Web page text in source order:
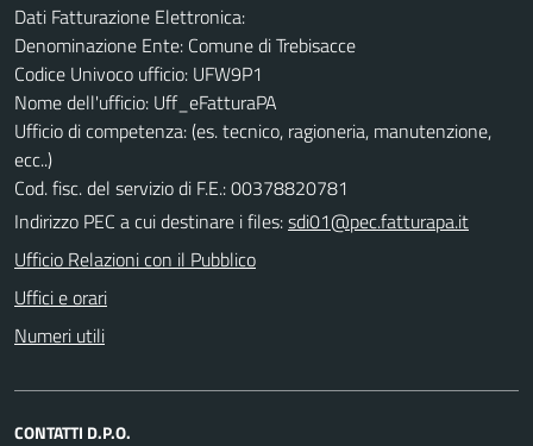
Dati Fatturazione Elettronica:
Denominazione Ente: Comune di Trebisacce
Codice Univoco ufficio: UFW9P1
Nome dell'ufficio: Uff_eFatturaPA
Ufficio di competenza: (es. tecnico, ragioneria, manutenzione,
ecc..)
Cod. fisc. del servizio di F.E.: 00378820781
Indirizzo PEC a cui destinare i files:sdi01@pec.fatturapa.it
Ufficio Relazioni con il Pubblico
Uffici e orari
Numeri utili
CONTATTI D.P.O.